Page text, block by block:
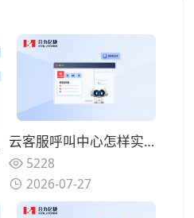
云客服呼叫中心怎样实现夜间无人值守服务？智能语音机器人承接基础问询
5228
2026-07-27